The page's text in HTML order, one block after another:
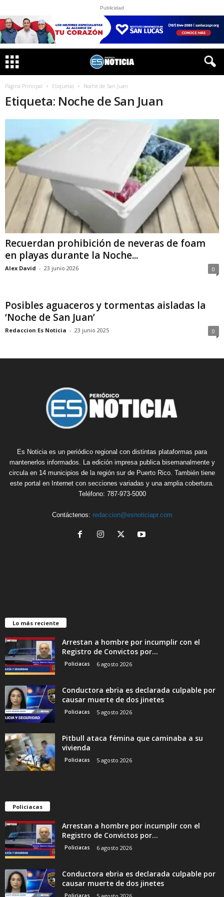
Publicidad
Página Principal Etiquetas Noche de San Juan
Etiqueta: Noche de San Juan
Recuerdan prohibición de neveras de foam
en playas durante la Noche...
Alex David - 23 junio 2026 0
Posibles aguaceros y tormentas aisladas la
‘Noche de San Juan’
Redaccion Es Noticia - 23 junio 2025 0
Es Noticia es un periódico regional con distintas plataformas para
mantenerlos informados. La edición impresa publica bisemanalmente y
circula en 14 municipios de la región sur de Puerto Rico. También tiene
este portal en Internet con secciones variadas y una amplia cobertura.
Teléfono: 787-973-5000
Contáctenos: redaccion@esnoticiapr.com
Lo más reciente
Arrestan a hombre por incumplir con el
Registro de Convictos por...
Policiacas 6 agosto 2026
Conductora ebria es declarada culpable por
causar muerte de dos jinetes
Policiacas 5 agosto 2026
Pitbull ataca fémina que caminaba a su
vivienda
Policiacas 5 agosto 2026
Policiacas
Arrestan a hombre por incumplir con el
Registro de Convictos por...
Policiacas 6 agosto 2026
Conductora ebria es declarada culpable por
causar muerte de dos jinetes
Policiacas